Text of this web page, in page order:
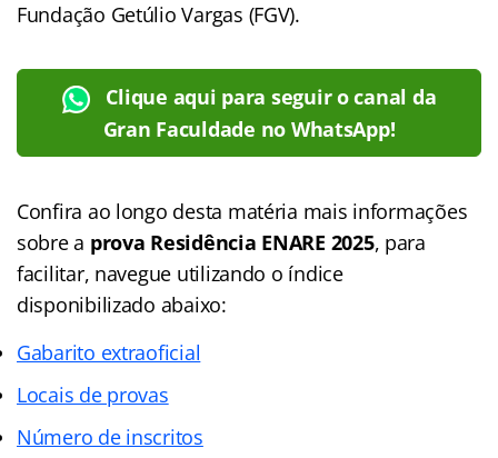
Fundação Getúlio Vargas (FGV).
Clique aqui para seguir o canal da
Gran Faculdade no WhatsApp!
Confira ao longo desta matéria mais informações
sobre a prova Residência ENARE 2025, para
facilitar, navegue utilizando o índice
disponibilizado abaixo:
Gabarito extraoficial
Locais de provas
Número de inscritos